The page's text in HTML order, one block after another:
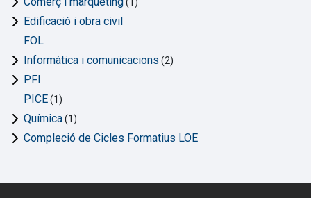
Edificació i obra civil
FOL
Informàtica i comunicacions (2)
PFI
PICE(1)
Química(1)
Compleció de Cicles Formatius LOE